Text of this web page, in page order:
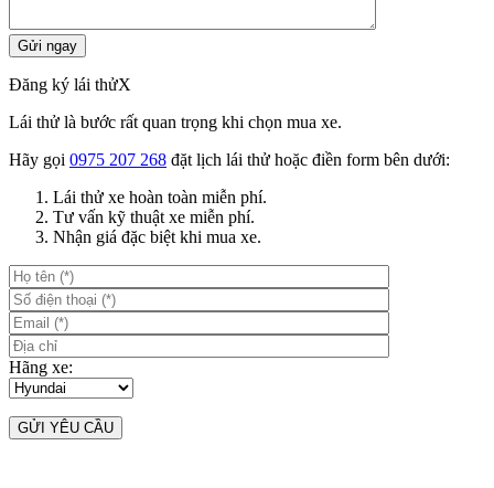
Đăng ký lái thửX
Lái thử là bước rất quan trọng khi chọn mua xe.
Hãy gọi 0975 207 268 đặt lịch lái thử hoặc điền form bên dưới:
Lái thử xe hoàn toàn miễn phí.
Tư vấn kỹ thuật xe miễn phí.
Nhận giá đặc biệt khi mua xe.
Hãng xe: